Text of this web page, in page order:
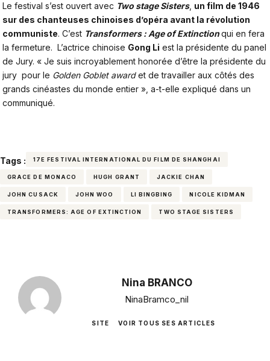
Le festival s’est ouvert avec Two stage Sisters, un film de 1946
sur des chanteuses chinoises d’opéra avant la révolution
communiste. C’est Transformers : Age of Extinctionqui en fera
la fermeture. L’actrice chinoise Gong Li est la présidente du panel
de Jury. « Je suis incroyablement honorée d’être la présidente du
jury pour le Golden Goblet awardet de travailler aux côtés des
grands cinéastes du monde entier », a-t-elle expliqué dans un
communiqué.
Tags : 17E FESTIVAL INTERNATIONAL DU FILM DE SHANGHAI
GRACE DE MONACO HUGH GRANT JACKIE CHAN
JOHN CUSACK JOHN WOO LI BINGBING NICOLE KIDMAN
TRANSFORMERS: AGE OF EXTINCTION TWO STAGE SISTERS
Nina BRANCO
NinaBramco_nil
SITE VOIR TOUS SES ARTICLES